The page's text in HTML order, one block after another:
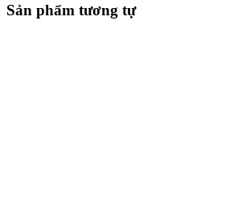
Sản phẩm tương tự